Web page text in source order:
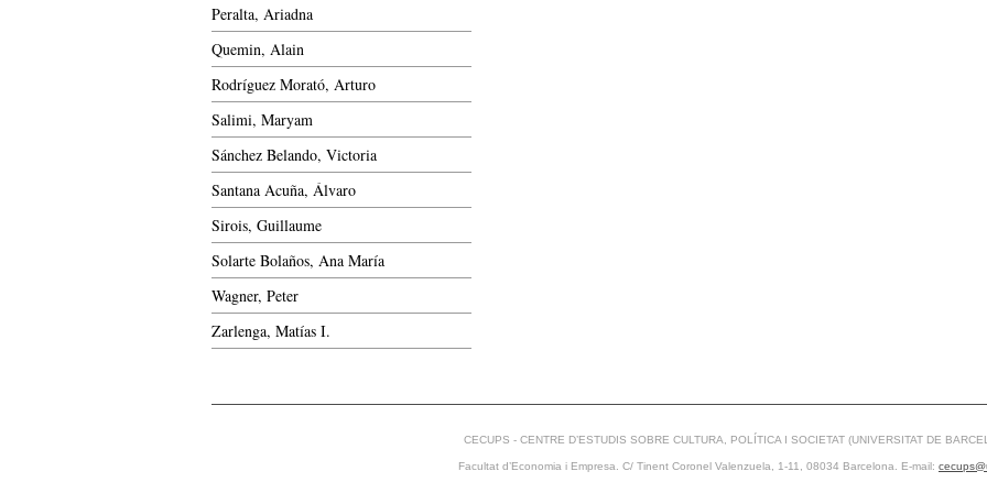
Peralta, Ariadna
Quemin, Alain
Rodríguez Morató, Arturo
Salimi, Maryam
Sánchez Belando, Victoria
Santana Acuña, Álvaro
Sirois, Guillaume
Solarte Bolaños, Ana María
Wagner, Peter
Zarlenga, Matías I.
CECUPS - CENTRE D’ESTUDIS SOBRE CULTURA, POLÍTICA I SOCIETAT (UNIVERSITAT DE
Facultat d’Economia i Empresa. C/ Tinent Coronel Valenzuela, 1-11, 08034 Barcelona. E-mail: